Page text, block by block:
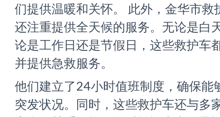
们提供温暖和关怀。 此外，金华市救
还注重提供全天候的服务。无论是白
论是工作日还是节假日，这些救护车
并提供急救服务。
他们建立了24小时值班制度，确保能
突发状况。同时，这些救护车还与多